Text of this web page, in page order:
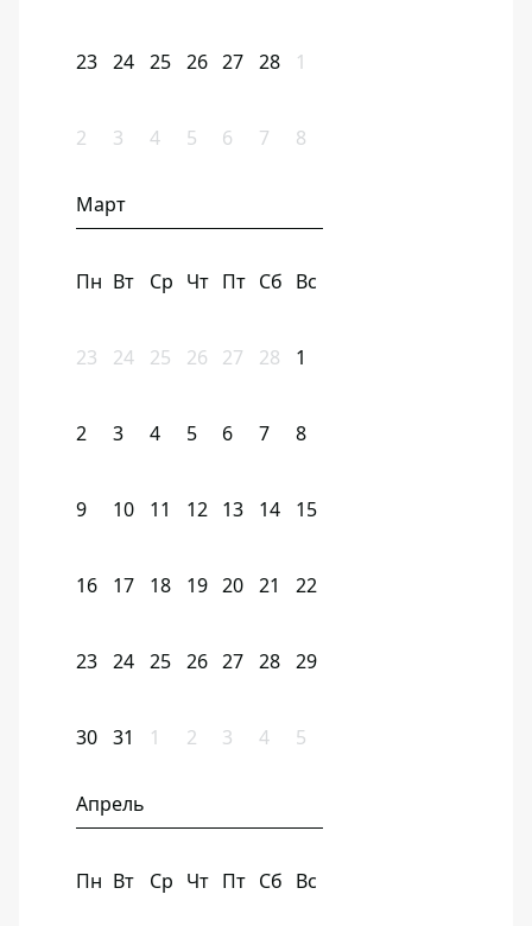
23 24 25 26 27 28 1
2 3 4 5 6 7 8
Март
Пн Вт Ср Чт Пт Сб Вс
23 24 25 26 27 28 1
2 3 4 5 6 7 8
9 10 11 12 13 14 15
16 17 18 19 20 21 22
23 24 25 26 27 28 29
30 31 1 2 3 4 5
Апрель
Пн Вт Ср Чт Пт Сб Вс